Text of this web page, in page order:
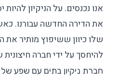
אנו נכנסים. על הניקיון
את הדירה החדשה עבורנו.
שלו כיוון ששיפוץ מותיר את
להיחסך על ידי חברה
חברת ניקיון בתים עם שפע